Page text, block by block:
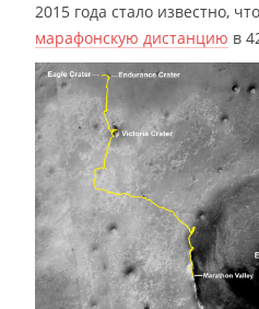
2015 года стало известно,
марафонскую дистанцию в